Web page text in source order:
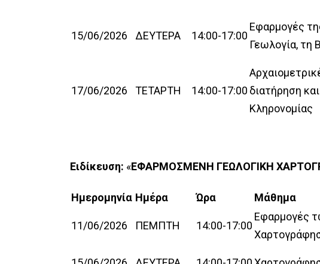
15/06/2026 ΔΕΥΤΕΡΑ 14:00-17:00
Εφαρμογές
Γεωλογία, τη
17/06/2026 ΤΕΤΑΡΤΗ 14:00-17:00 διατήρηση
Κληρονομίας
Ειδίκευση: «ΕΦΑΡΜΟΣΜΕΝΗ ΓΕΩΛΟΓΙΚΗ
Ημερομηνία Ημέρα Ώρα Μάθημα
11/06/2026 ΠΕΜΠΤΗ 14:00-17:00
Εφαρμογές